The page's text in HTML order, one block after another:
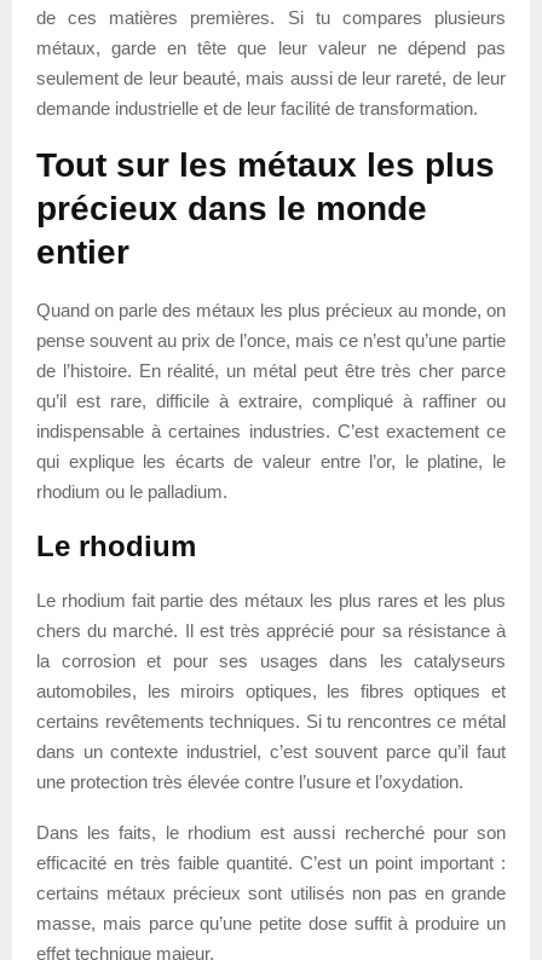
de ces matières premières. Si tu compares plusieurs
métaux, garde en tête que leur valeur ne dépend pas
seulement de leur beauté, mais aussi de leur rareté, de leur
demande industrielle et de leur facilité de transformation.
Tout sur les métaux les plus
précieux dans le monde
entier
Quand on parle des métaux les plus précieux au monde, on
pense souvent au prix de l’once, mais ce n’est qu’une partie
de l’histoire. En réalité, un métal peut être très cher parce
qu’il est rare, difficile à extraire, compliqué à raffiner ou
indispensable à certaines industries. C’est exactement ce
qui explique les écarts de valeur entre l’or, le platine, le
rhodium ou le palladium.
Le rhodium
Le rhodium fait partie des métaux les plus rares et les plus
chers du marché. Il est très apprécié pour sa résistance à
la corrosion et pour ses usages dans les catalyseurs
automobiles, les miroirs optiques, les fibres optiques et
certains revêtements techniques. Si tu rencontres ce métal
dans un contexte industriel, c’est souvent parce qu’il faut
une protection très élevée contre l’usure et l’oxydation.
Dans les faits, le rhodium est aussi recherché pour son
efficacité en très faible quantité. C’est un point important :
certains métaux précieux sont utilisés non pas en grande
masse, mais parce qu’une petite dose suffit à produire un
effet technique majeur.